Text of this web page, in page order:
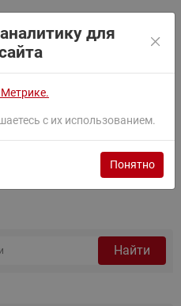
Найти
для
с их использованием.
Понятно